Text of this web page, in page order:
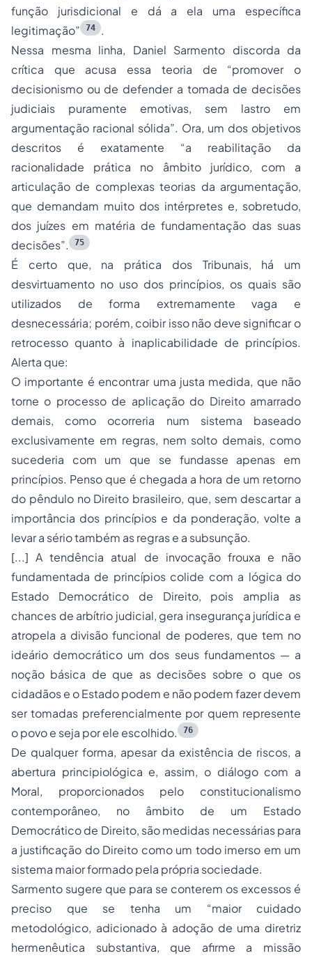
função jurisdicional e dá a ela uma específica
legitimação”
74
.
Nessa mesma linha, Daniel Sarmento discorda da
crítica que acusa essa teoria de “promover o
decisionismo ou de defender a tomada de decisões
judiciais puramente emotivas, sem lastro em
argumentação racional sólida”. Ora, um dos objetivos
descritos é exatamente “a reabilitação da
racionalidade prática no âmbito jurídico, com a
articulação de complexas teorias da argumentação,
que demandam muito dos intérpretes e, sobretudo,
dos juízes em matéria de fundamentação das suas
decisões”.
75
É certo que, na prática dos Tribunais, há um
desvirtuamento no uso dos princípios, os quais são
utilizados de forma extremamente vaga e
desnecessária; porém, coibir isso não deve significar o
retrocesso quanto à inaplicabilidade de princípios.
Alerta que:
O importante é encontrar uma justa medida, que não
torne o processo de aplicação do Direito amarrado
demais, como ocorreria num sistema baseado
exclusivamente em regras, nem solto demais, como
sucederia com um que se fundasse apenas em
princípios. Penso que é chegada a hora de um retorno
do pêndulo no Direito brasileiro, que, sem descartar a
importância dos princípios e da ponderação, volte a
levar a sério também as regras e a subsunção.
[...] A tendência atual de invocação frouxa e não
fundamentada de princípios colide com a lógica do
Estado Democrático de Direito, pois amplia as
chances de arbítrio judicial, gera insegurança jurídica e
atropela a divisão funcional de poderes, que tem no
ideário democrático um dos seus fundamentos — a
noção básica de que as decisões sobre o que os
cidadãos e o Estado podem e não podem fazer devem
ser tomadas preferencialmente por quem represente
o povo e seja por ele escolhido.
76
De qualquer forma, apesar da existência de riscos, a
abertura principiológica e, assim, o diálogo com a
Moral, proporcionados pelo constitucionalismo
contemporâneo, no âmbito de um Estado
Democrático de Direito, são medidas necessárias para
a justificação do Direito como um todo imerso em um
sistema maior formado pela própria sociedade.
Sarmento sugere que para se conterem os excessos é
preciso que se tenha um “maior cuidado
metodológico, adicionado à adoção de uma diretriz
hermenêutica substantiva, que afirme a missão